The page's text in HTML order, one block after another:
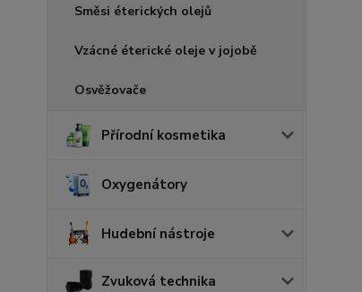
Směsi éterických olejů
Vzácné éterické oleje v jojobě
Osvěžovače
Přírodní kosmetika
Oxygenátory
Hudební nástroje
Zvuková technika